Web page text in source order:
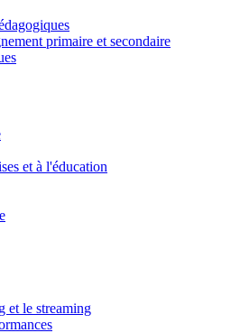
primaire et secondaire
et à l'éducation
et le streaming